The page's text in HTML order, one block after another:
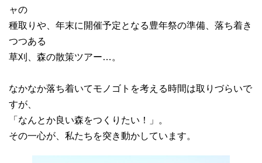
ャの
種取りや、年末に開催予定となる豊年祭の準備、落ち着き
つつある
草刈、森の散策ツアー…。
なかなか落ち着いてモノゴトを考える時間は取りづらいで
すが、
「なんとか良い森をつくりたい！」。
その一心が、私たちを突き動かしています。